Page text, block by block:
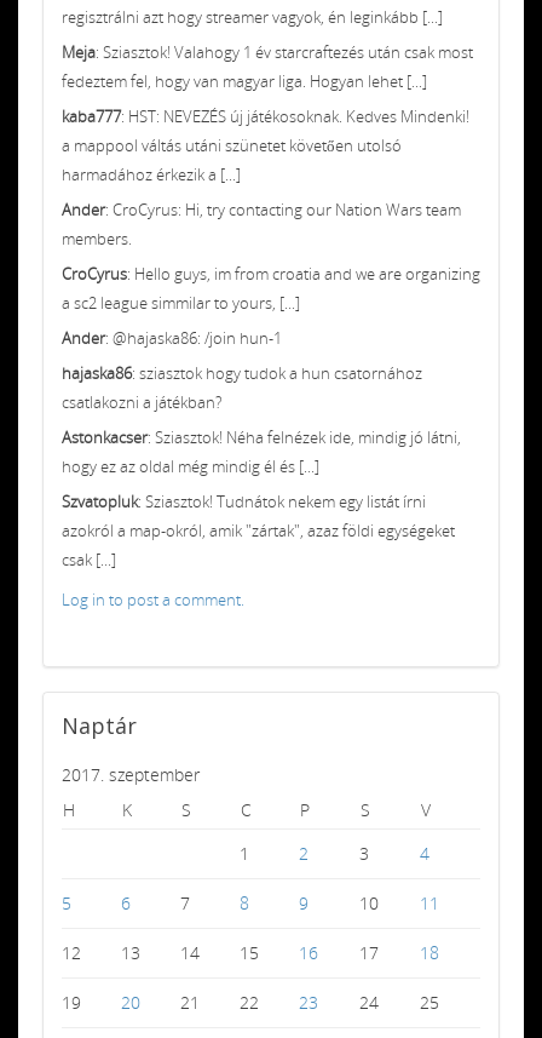
regisztrálni azt hogy streamer vagyok, én leginkább [...]
Meja: Sziasztok! Valahogy 1 év starcraftezés után csak most
fedeztem fel, hogy van magyar liga. Hogyan lehet [...]
kaba777: HST: NEVEZÉS új játékosoknak. Kedves Mindenki!
a mappool váltás utáni szünetet követően utolsó
harmadához érkezik a [...]
Ander: CroCyrus: Hi, try contacting our Nation Wars team
members.
CroCyrus: Hello guys, im from croatia and we are organizing
a sc2 league simmilar to yours, [...]
Ander: @hajaska86: /join hun-1
hajaska86: sziasztok hogy tudok a hun csatornához
csatlakozni a játékban?
Astonkacser: Sziasztok! Néha felnézek ide, mindig jó látni,
hogy ez az oldal még mindig él és [...]
Szvatopluk: Sziasztok! Tudnátok nekem egy listát írni
azokról a map-okról, amik "zártak", azaz földi egységeket
csak [...]
Log in to post a comment.
Naptár
2017. szeptember
H
K S C P S
V
1
2 3 4
5 6 7 8 9 10 11
12 13 14 15 16 17 18
19 20 21 22 23 24 25